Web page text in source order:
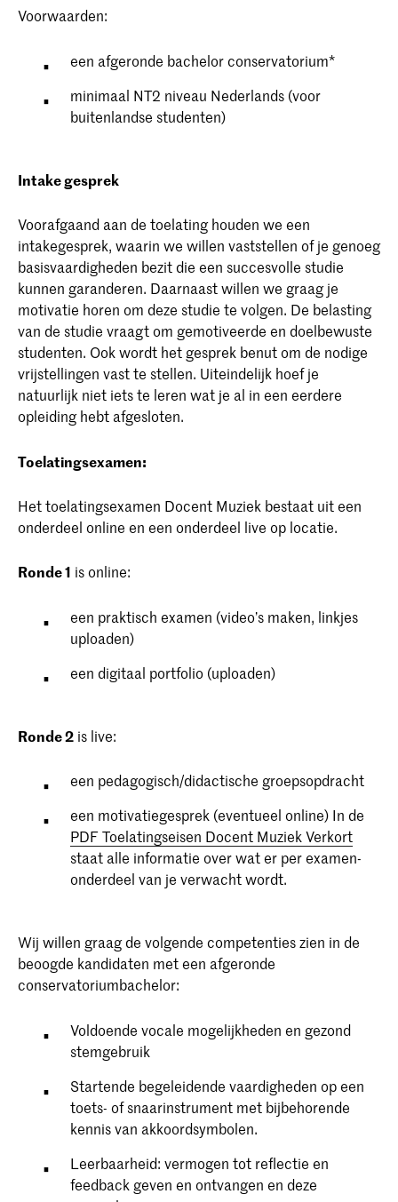
Voorwaarden:
een afgeronde bachelor conservatorium*
minimaal NT2 niveau Nederlands (voor
buitenlandse studenten)
Intake gesprek
Voorafgaand aan de toelating houden we een
intakegesprek, waarin we willen vaststellen of je genoeg
basisvaardigheden bezit die een succesvolle studie
kunnen garanderen. Daarnaast willen we graag je
motivatie horen om deze studie te volgen. De belasting
van de studie vraagt om gemotiveerde en doelbewuste
studenten. Ook wordt het gesprek benut om de nodige
vrijstellingen vast te stellen. Uiteindelijk hoef je
natuurlijk niet iets te leren wat je al in een eerdere
opleiding hebt afgesloten.
Toelatingsexamen:
Het toelatingsexamen Docent Muziek bestaat uit een
onderdeel online en een onderdeel live op locatie.
Ronde 1 is online:
een praktisch examen (video’s maken, linkjes
uploaden)
een digitaal portfolio (uploaden)
Ronde 2 is live:
een pedagogisch/didactische groepsopdracht
een motivatiegesprek (eventueel online) In de
PDF Toelatingseisen Docent Muziek Verkort
staat alle informatie over wat er per examen-
onderdeel van je verwacht wordt.
Wij willen graag de volgende competenties zien in de
beoogde kandidaten met een afgeronde
conservatoriumbachelor:
Voldoende vocale mogelijkheden en gezond
stemgebruik
Startende begeleidende vaardigheden op een
toets- of snaarinstrument met bijbehorende
kennis van akkoordsymbolen.
Leerbaarheid: vermogen tot reflectie en
feedback geven en ontvangen en deze